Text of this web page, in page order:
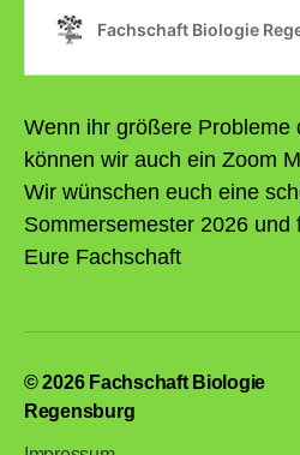
Wenn ihr größere Probleme
können wir auch ein Zoom
Wir wünschen euch eine
Sommersemester 2026 und
Eure Fachschaft
© 2026 Fachschaft Biologie
Regensburg